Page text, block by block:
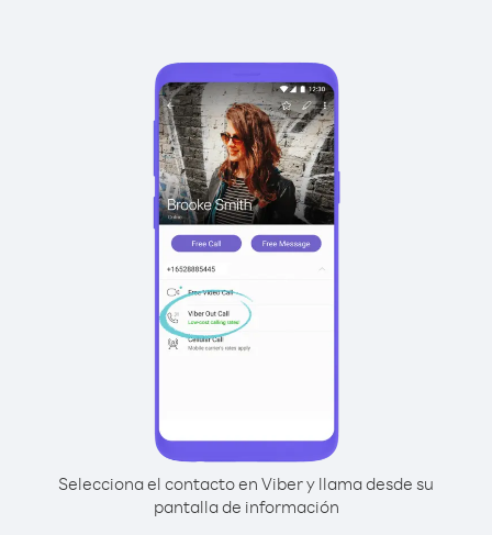
Selecciona el contacto en Viber y llama desde su
pantalla de información